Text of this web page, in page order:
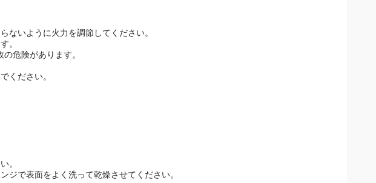
ないように火力を調節してください。
。
危険があります。
ください。
。